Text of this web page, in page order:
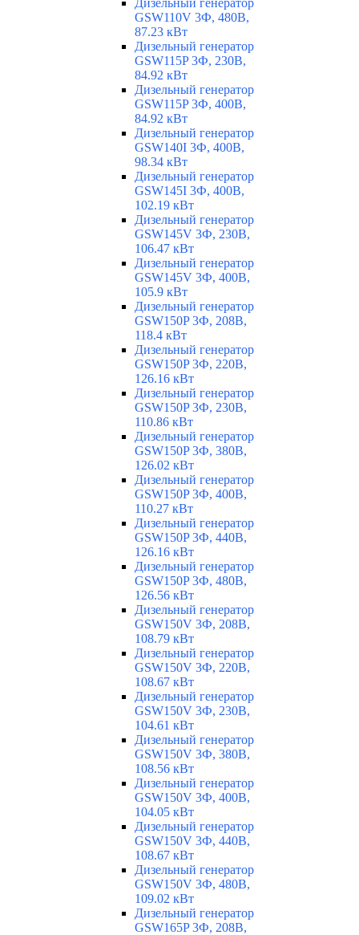
Дизельный генератор
GSW110V 3Ф, 480В,
87.23 кВт
Дизельный генератор
GSW115P 3Ф, 230В,
84.92 кВт
Дизельный генератор
GSW115P 3Ф, 400В,
84.92 кВт
Дизельный генератор
GSW140I 3Ф, 400В,
98.34 кВт
Дизельный генератор
GSW145I 3Ф, 400В,
102.19 кВт
Дизельный генератор
GSW145V 3Ф, 230В,
106.47 кВт
Дизельный генератор
GSW145V 3Ф, 400В,
105.9 кВт
Дизельный генератор
GSW150P 3Ф, 208В,
118.4 кВт
Дизельный генератор
GSW150P 3Ф, 220В,
126.16 кВт
Дизельный генератор
GSW150P 3Ф, 230В,
110.86 кВт
Дизельный генератор
GSW150P 3Ф, 380В,
126.02 кВт
Дизельный генератор
GSW150P 3Ф, 400В,
110.27 кВт
Дизельный генератор
GSW150P 3Ф, 440В,
126.16 кВт
Дизельный генератор
GSW150P 3Ф, 480В,
126.56 кВт
Дизельный генератор
GSW150V 3Ф, 208В,
108.79 кВт
Дизельный генератор
GSW150V 3Ф, 220В,
108.67 кВт
Дизельный генератор
GSW150V 3Ф, 230В,
104.61 кВт
Дизельный генератор
GSW150V 3Ф, 380В,
108.56 кВт
Дизельный генератор
GSW150V 3Ф, 400В,
104.05 кВт
Дизельный генератор
GSW150V 3Ф, 440В,
108.67 кВт
Дизельный генератор
GSW150V 3Ф, 480В,
109.02 кВт
Дизельный генератор
GSW165P 3Ф, 208В,